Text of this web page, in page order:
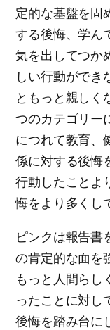
定的な基盤を固
する後悔、学ん
気を出してつか
しい行動ができ
ともっと親しく
つのカテゴリー
につれて教育、
係に対する後悔
行動したことよ
悔をより多くし
ピンクは報告書
の肯定的な面を
もっと人間らし
ったことに対し
後悔を踏み台に